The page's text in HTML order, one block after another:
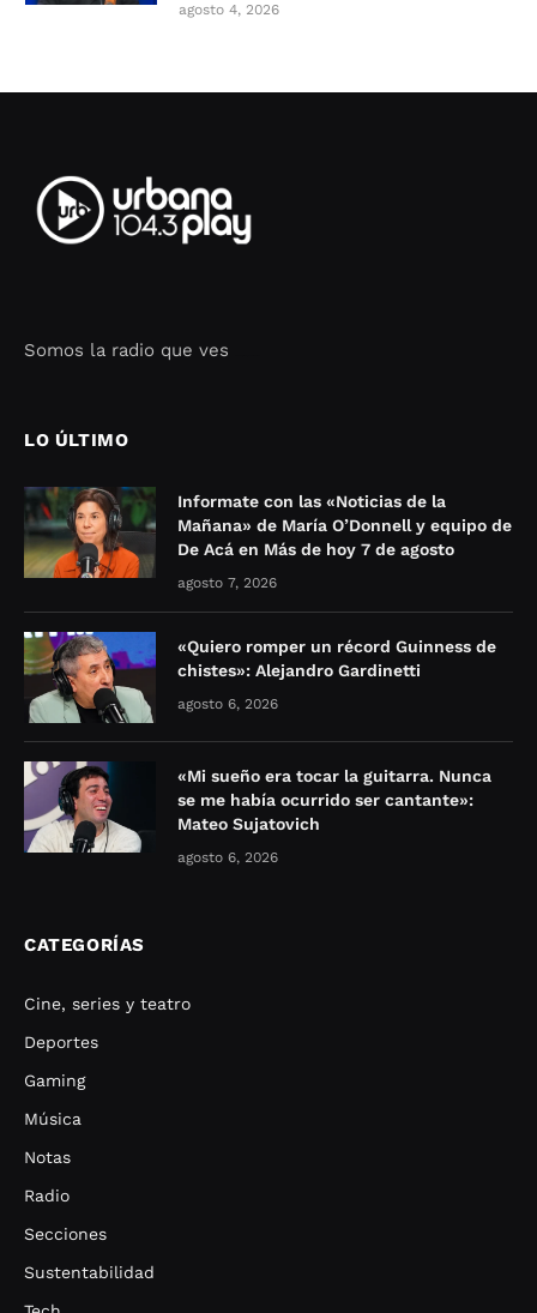
agosto 4, 2026
Somos la radio que ves
LO ÚLTIMO
Informate con las «Noticias de la
Mañana» de María O’Donnell y equipo de
De Acá en Más de hoy 7 de agosto
agosto 7, 2026
«Quiero romper un récord Guinness de
chistes»: Alejandro Gardinetti
agosto 6, 2026
«Mi sueño era tocar la guitarra. Nunca
se me había ocurrido ser cantante»:
Mateo Sujatovich
agosto 6, 2026
CATEGORÍAS
Cine, series y teatro
Deportes
Gaming
Música
Notas
Radio
Secciones
Sustentabilidad